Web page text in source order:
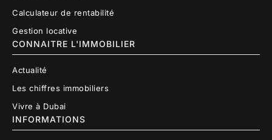
Calculateur de rentabilité
Gestion locative
CONNAITRE L'IMMOBILIER
Actualité
Les chiffres immobiliers
Vivre à Dubai
INFORMATIONS